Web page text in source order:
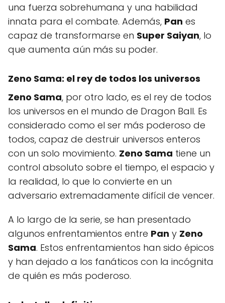
una fuerza sobrehumana y una habilidad
innata para el combate. Además, Pan es
capaz de transformarse en Super Saiyan, lo
que aumenta aún más su poder.
Zeno Sama: el rey de todos los universos
Zeno Sama, por otro lado, es el rey de todos
los universos en el mundo de Dragon Ball. Es
considerado como el ser más poderoso de
todos, capaz de destruir universos enteros
con un solo movimiento. Zeno Sama tiene un
control absoluto sobre el tiempo, el espacio y
la realidad, lo que lo convierte en un
adversario extremadamente difícil de vencer.
A lo largo de la serie, se han presentado
algunos enfrentamientos entre Pan y Zeno
Sama. Estos enfrentamientos han sido épicos
y han dejado a los fanáticos con la incógnita
de quién es más poderoso.